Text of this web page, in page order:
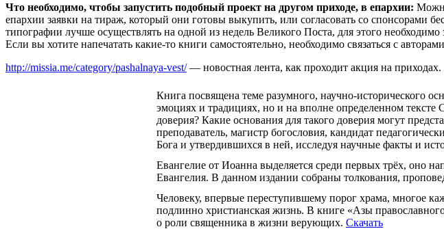
Что необходимо, чтобы запустить подобный проект на другом приходе, в епархии:
епархии заявки на тираж, который они готовы выкупить, или согласовать со спонсорами
типографии лучше осуществлять на одной из недель Великого Поста, для этого необходимо
Если вы хотите напечатать какие-то книги самостоятельно, необходимо связаться с
http://missia.me/category/pashalnaya-vest/— новостная лента, как проходит акция на приходах.
Книга посвящена теме разумного, научно-исторического
эмоциях и традициях, но и на вполне определенном тексте
доверия? Какие основания для такого доверия могут
преподаватель, магистр богословия, кандидат
Бога и утвердившихся в ней, исследуя научные факты и
Евангелие от Иоанна выделяется среди первых трёх, оно
Евангелия. В данном издании собраны толкования,
Человеку, впервые переступившему порог храма, многое
подлинно христианская жизнь. В книге «Азы
о роли священника в жизни верующих. Скачать